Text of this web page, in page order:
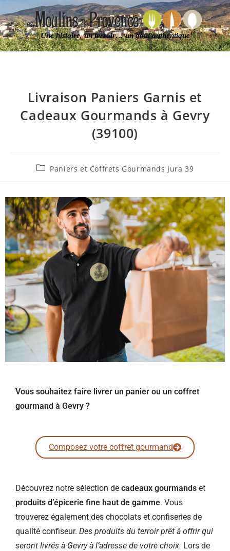
Une histoire, un terroir… un goût authentique
Livraison Paniers Garnis et
Cadeaux Gourmands à Gevry
(39100)
Paniers et Coffrets Gourmands Jura 39
Vous souhaitez faire livrer un panier ou un coffret
gourmand à Gevry ?
Composez votre coffret gourmand
Découvrez notre sélection de cadeaux gourmands et
produits d’épicerie fine haut de gamme. Vous
trouverez également des chocolats et confiseries de
qualité confiseur. Des produits du terroir prêt à offrir qui
seront livrés à Gevry à l’adresse de votre choix. Lors de